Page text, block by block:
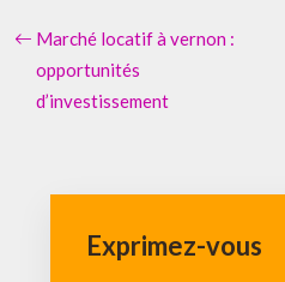
Marché locatif à vernon :
opportunités
d’investissement
Exprimez-vous